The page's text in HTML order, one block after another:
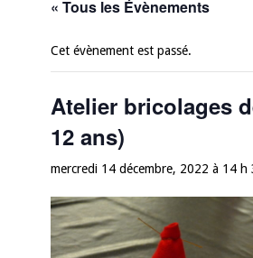
« Tous les Évènements
Cet évènement est passé.
Atelier bricolages
12 ans)
mercredi 14 décembre, 2022 à 14 h